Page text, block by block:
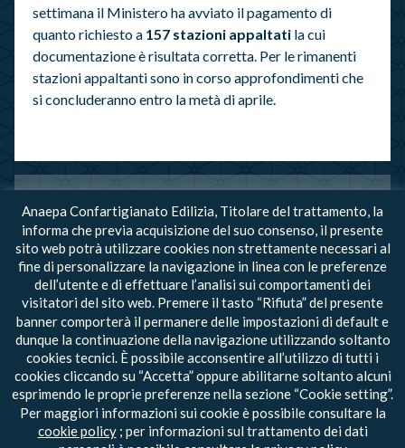
settimana il Ministero ha avviato il pagamento di
quanto richiesto a 157 stazioni appaltati la cui
documentazione è risultata corretta. Per le rimanenti
stazioni appaltanti sono in corso approfondimenti che
si concluderanno entro la metà di aprile.
DOCUMENTI ALLEGATI
DECRETO-LEGGE 21 marzo 2022 , n. 21
torna all’Archivio Notizie
© 2020 - Tutti i diritti riservati - ANAEPA-
Confartigianato Edilizia -Privacy-Cookie
Anaepa Confartigianato Edilizia, Titolare del trattamento, la
informa che previa acquisizione del suo consenso, il presente
sito web potrà utilizzare cookies non strettamente necessari al
fine di personalizzare la navigazione in linea con le preferenze
dell’utente e di effettuare l’analisi sui comportamenti dei
visitatori del sito web. Premere il tasto “Rifiuta” del presente
banner comporterà il permanere delle impostazioni di default e
dunque la continuazione della navigazione utilizzando soltanto
cookies tecnici. È possibile acconsentire all’utilizzo di tutti i
cookies cliccando su “Accetta” oppure abilitarne soltanto alcuni
esprimendo le proprie preferenze nella sezione “Cookie setting”.
Per maggiori informazioni sui cookie è possibile consultare la
cookie policy; per informazioni sul trattamento dei dati